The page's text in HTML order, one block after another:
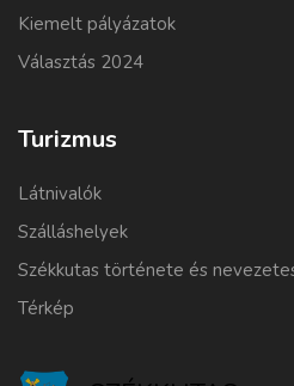
Kiemelt pályázatok
Választás 2024
Turizmus
Látnivalók
Szálláshelyek
Székkutas története és
Térkép